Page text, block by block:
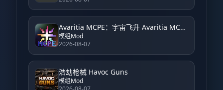
Avaritia MCPE：宇宙飞升 Avaritia MCPE: Cosmic Ascension
模组Mod
2026-08-07
浩劫枪械 Havoc Guns
模组Mod